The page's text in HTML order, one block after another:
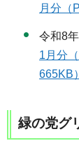
月分（
令和8年
1月分
665KB）
緑の党グ